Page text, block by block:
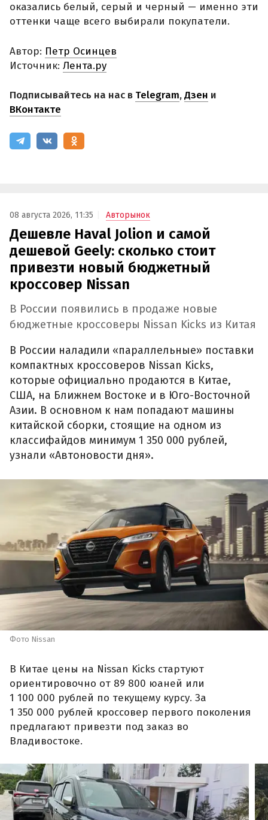
оказались белый, серый и черный — именно эти
оттенки чаще всего выбирали покупатели.
Автор: Петр Осинцев
Источник: Лента.ру
Подписывайтесь на нас в Telegram,Дзен и
ВКонтакте
08 августа 2026, 11:35 Авторынок
Дешевле Haval Jolion и самой
дешевой Geely: сколько стоит
привезти новый бюджетный
кроссовер Nissan
В России появились в продаже новые
бюджетные кроссоверы Nissan Kicks из Китая
В России наладили «параллельные» поставки
компактных кроссоверов Nissan Kicks,
которые официально продаются в Китае,
США, на Ближнем Востоке и в Юго-Восточной
Азии. В основном к нам попадают машины
китайской сборки, стоящие на одном из
классифайдов минимум 1 350 000 рублей,
узнали «Автоновости дня».
Фото Nissan
В Китае цены на Nissan Kicks стартуют
ориентировочно от 89 800 юаней или
1 100 000 рублей по текущему курсу. За
1 350 000 рублей кроссовер первого поколения
предлагают привезти под заказ во
Владивостоке.